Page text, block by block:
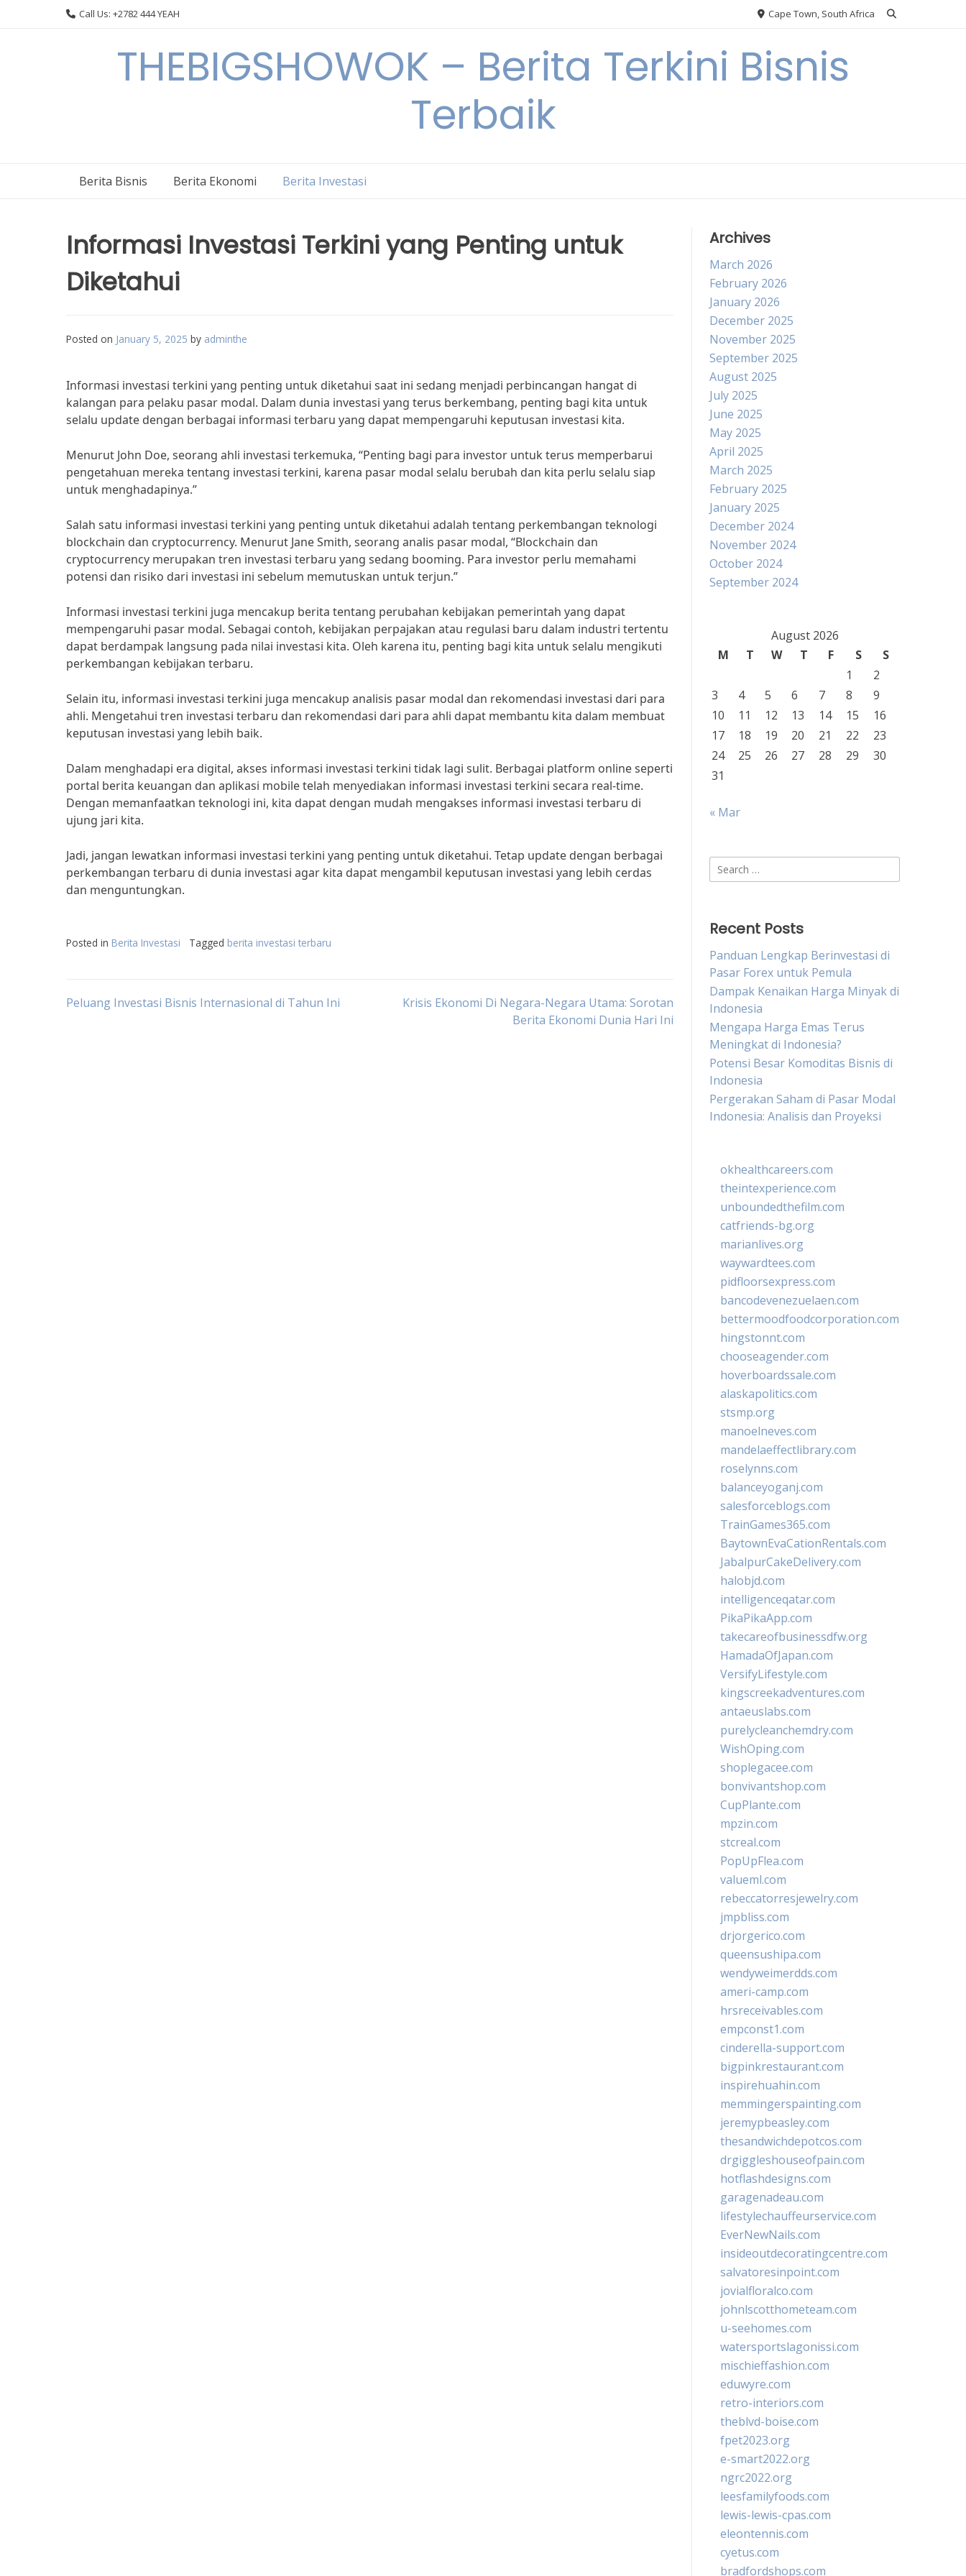
Call Us: +2782 444 YEAH Cape Town, South Africa
THEBIGSHOWOK – Berita Terkini Bisnis
Terbaik
Berita Bisnis Berita Ekonomi Berita Investasi
Informasi Investasi Terkini yang Penting untuk
Diketahui
Posted on January 5, 2025 by adminthe
Informasi investasi terkini yang penting untuk diketahui saat ini sedang menjadi perbincangan hangat di
kalangan para pelaku pasar modal. Dalam dunia investasi yang terus berkembang, penting bagi kita untuk
selalu update dengan berbagai informasi terbaru yang dapat mempengaruhi keputusan investasi kita.
Menurut John Doe, seorang ahli investasi terkemuka, “Penting bagi para investor untuk terus memperbarui
pengetahuan mereka tentang investasi terkini, karena pasar modal selalu berubah dan kita perlu selalu siap
untuk menghadapinya.”
Salah satu informasi investasi terkini yang penting untuk diketahui adalah tentang perkembangan teknologi
blockchain dan cryptocurrency. Menurut Jane Smith, seorang analis pasar modal, “Blockchain dan
cryptocurrency merupakan tren investasi terbaru yang sedang booming. Para investor perlu memahami
potensi dan risiko dari investasi ini sebelum memutuskan untuk terjun.”
Informasi investasi terkini juga mencakup berita tentang perubahan kebijakan pemerintah yang dapat
mempengaruhi pasar modal. Sebagai contoh, kebijakan perpajakan atau regulasi baru dalam industri tertentu
dapat berdampak langsung pada nilai investasi kita. Oleh karena itu, penting bagi kita untuk selalu mengikuti
perkembangan kebijakan terbaru.
Selain itu, informasi investasi terkini juga mencakup analisis pasar modal dan rekomendasi investasi dari para
ahli. Mengetahui tren investasi terbaru dan rekomendasi dari para ahli dapat membantu kita dalam membuat
keputusan investasi yang lebih baik.
Dalam menghadapi era digital, akses informasi investasi terkini tidak lagi sulit. Berbagai platform online seperti
portal berita keuangan dan aplikasi mobile telah menyediakan informasi investasi terkini secara real-time.
Dengan memanfaatkan teknologi ini, kita dapat dengan mudah mengakses informasi investasi terbaru di
ujung jari kita.
Jadi, jangan lewatkan informasi investasi terkini yang penting untuk diketahui. Tetap update dengan berbagai
perkembangan terbaru di dunia investasi agar kita dapat mengambil keputusan investasi yang lebih cerdas
dan menguntungkan.
Posted in Berita Investasi Tagged berita investasi terbaru
Post
Peluang Investasi Bisnis Internasional di Tahun Ini
Krisis Ekonomi Di Negara-Negara Utama: Sorotan
Berita Ekonomi Dunia Hari Ini
Archives
March 2026
February 2026
January 2026
December 2025
November 2025
September 2025
August 2025
July 2025
June 2025
May 2025
April 2025
March 2025
February 2025
January 2025
December 2024
November 2024
October 2024
September 2024
August 2026
M
T W T F S
S
1
2
3
4 5 6 7 8
9
10
11 12 13 14 15
16
17
18 19 20 21 22
23
24
25 26 27 28 29
30
31
« Mar
Search
for:
Recent Posts
Panduan Lengkap Berinvestasi di
Pasar Forex untuk Pemula
Dampak Kenaikan Harga Minyak di
Indonesia
Mengapa Harga Emas Terus
Meningkat di Indonesia?
Potensi Besar Komoditas Bisnis di
Indonesia
Pergerakan Saham di Pasar Modal
Indonesia: Analisis dan Proyeksi
okhealthcareers.com
theintexperience.com
unboundedthefilm.com
catfriends-bg.org
marianlives.org
waywardtees.com
pidfloorsexpress.com
bancodevenezuelaen.com
bettermoodfoodcorporation.com
hingstonnt.com
chooseagender.com
hoverboardssale.com
alaskapolitics.com
stsmp.org
manoelneves.com
mandelaeffectlibrary.com
roselynns.com
balanceyoganj.com
salesforceblogs.com
TrainGames365.com
BaytownEvaCationRentals.com
JabalpurCakeDelivery.com
halobjd.com
intelligenceqatar.com
PikaPikaApp.com
takecareofbusinessdfw.org
HamadaOfJapan.com
VersifyLifestyle.com
kingscreekadventures.com
antaeuslabs.com
purelycleanchemdry.com
WishOping.com
shoplegacee.com
bonvivantshop.com
CupPlante.com
mpzin.com
stcreal.com
PopUpFlea.com
valueml.com
rebeccatorresjewelry.com
jmpbliss.com
drjorgerico.com
queensushipa.com
wendyweimerdds.com
ameri-camp.com
hrsreceivables.com
empconst1.com
cinderella-support.com
bigpinkrestaurant.com
inspirehuahin.com
memmingerspainting.com
jeremypbeasley.com
thesandwichdepotcos.com
drgiggleshouseofpain.com
hotflashdesigns.com
garagenadeau.com
lifestylechauffeurservice.com
EverNewNails.com
insideoutdecoratingcentre.com
salvatoresinpoint.com
jovialfloralco.com
johnlscotthometeam.com
u-seehomes.com
watersportslagonissi.com
mischieffashion.com
eduwyre.com
retro-interiors.com
theblvd-boise.com
fpet2023.org
e-smart2022.org
ngrc2022.org
leesfamilyfoods.com
lewis-lewis-cpas.com
eleontennis.com
cyetus.com
bradfordshops.com